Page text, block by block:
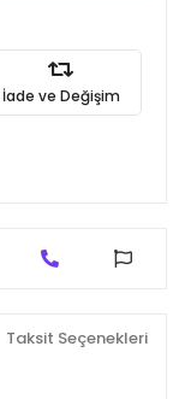
İade ve Değişim
Taksit Seçenekleri